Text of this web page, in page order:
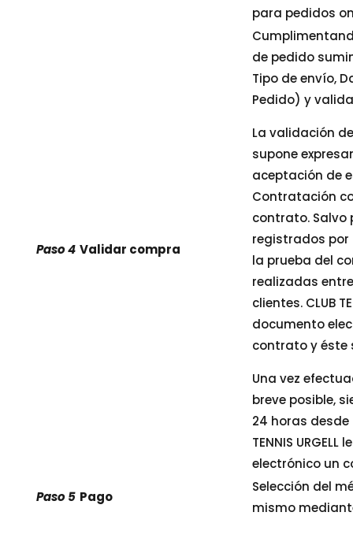
para pedidos
Paso 4 Validar compra
de pedido
Tipo de envío,
Pedido) y
La validación
supone
aceptación de
Contratación
contrato. Salvo
registrados por
la prueba del
realizadas entre
clientes. CLUB
documento
contrato y éste
Una vez
breve posible,
24 horas desde
TENNIS
electrónico un
Paso 5 Pago
Selección del
mismo